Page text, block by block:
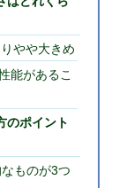
やや大きめ
能があるこ
のポイント
ものが3つ